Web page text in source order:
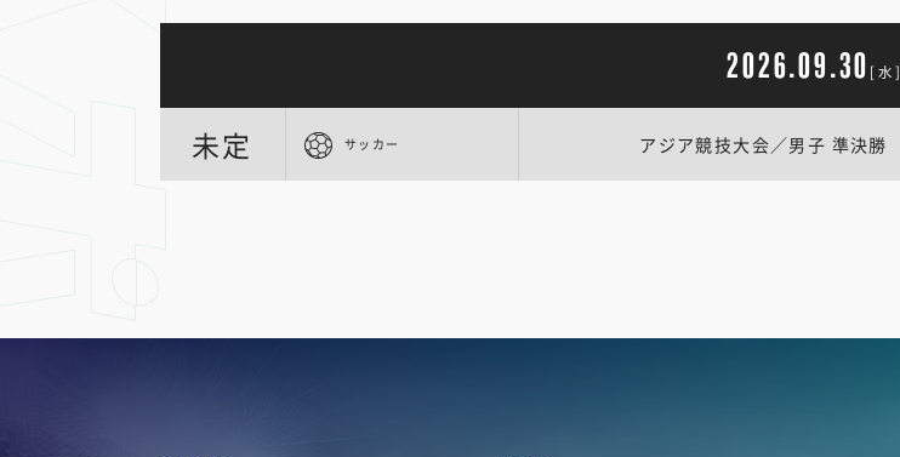
2026.09.30 [水]
未定 サッカー アジア競技大会／男子 準決勝